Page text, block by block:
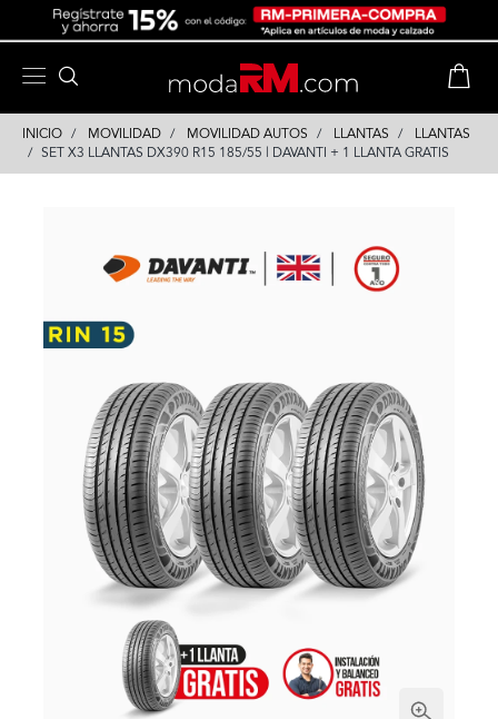
INICIO MOVILIDAD MOVILIDAD AUTOS LLANTAS
LLANTAS
SET X3 LLANTAS DX390 R15 185/55 | DAVANTI + 1 LLANTA GRATIS